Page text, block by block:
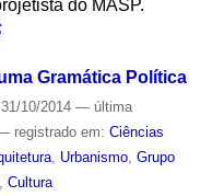
do MASP.
Gramática Política
10/2014 — última
registrado em: Ciências
, Urbanismo, Grupo
Cultura